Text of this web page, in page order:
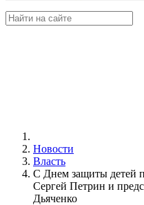
Новости
Власть
С Днем защиты детей
Сергей Петрин и
Дьяченко